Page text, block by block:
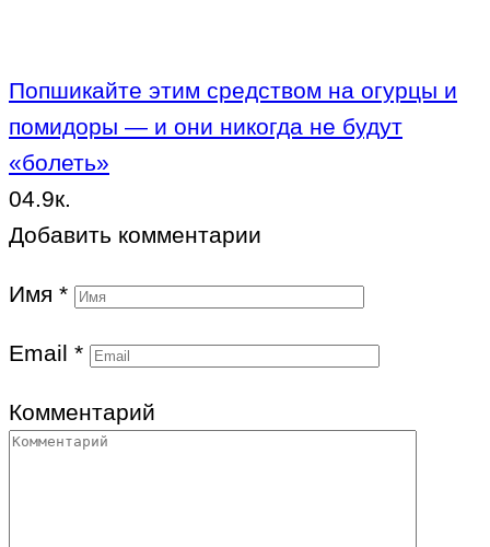
Попшикайте этим средством на огурцы и
помидоры — и они никогда не будут
«болеть»
04.9к.
Добавить комментарии
Имя *
Email *
Комментарий